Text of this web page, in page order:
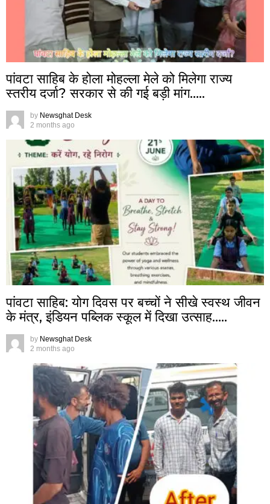
पांवटा साहिब के होला मोहल्ला मेले को मिलेगा राज्य
स्तरीय दर्जा? सरकार से की गई बड़ी मांग…..
by Newsghat Desk
2 months ago
पांवटा साहिब: योग दिवस पर बच्चों ने सीखे स्वस्थ जीवन
के मंत्र, इंडियन पब्लिक स्कूल में दिखा उत्साह…..
by Newsghat Desk
2 months ago